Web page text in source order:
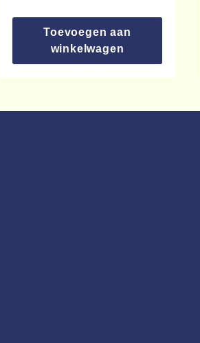
Toevoegen aan
winkelwagen